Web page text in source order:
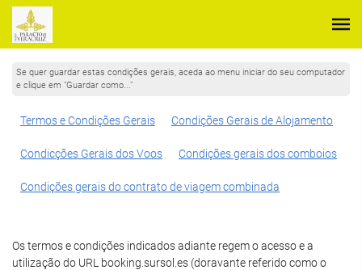
Se quer guardar estas condições gerais, aceda ao menu iniciar do seu computador
e clique em "Guardar como..."
Termos e Condições Gerais Condições Gerais de Alojamento
Condicções Gerais dos Voos Condições gerais dos comboios
Condições gerais do contrato de viagem combinada
Os termos e condições indicados adiante regem o acesso e a
utilização do URL booking.sursol.es (doravante referido como o